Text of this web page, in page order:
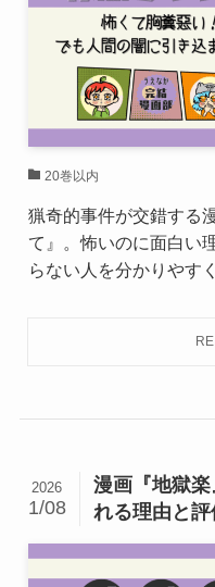
20巻以内
猟奇的事件が交錯する
て』。怖いのに面白い
らない人を分かりやす
漫画『地獄
れる理由と
2026
1/08